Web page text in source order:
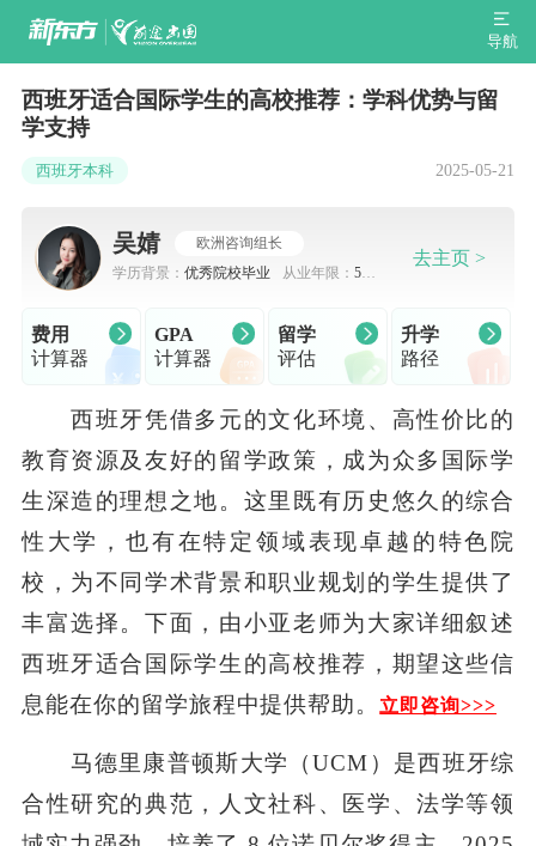
导航
西班牙适合国际学生的高校推荐：学科优势与留
学支持
西班牙本科 2025-05-21
吴婧
欧洲咨询组长
学历背景： 优秀院校毕业 从业年限： 5-7
去主页 >
费用
计算器
GPA
计算器
留学
评估
升学
路径
西班牙凭借多元的文化环境、高性价比的
教育资源及友好的留学政策，成为众多国际学
生深造的理想之地。这里既有历史悠久的综合
性大学，也有在特定领域表现卓越的特色院
校，为不同学术背景和职业规划的学生提供了
丰富选择。下面，由小亚老师为大家详细叙述
西班牙适合国际学生的高校推荐，期望这些信
息能在你的留学旅程中提供帮助。
立即咨询>>>
马德里康普顿斯大学（UCM）是西班牙综
合性研究的典范，人文社科、医学、法学等领